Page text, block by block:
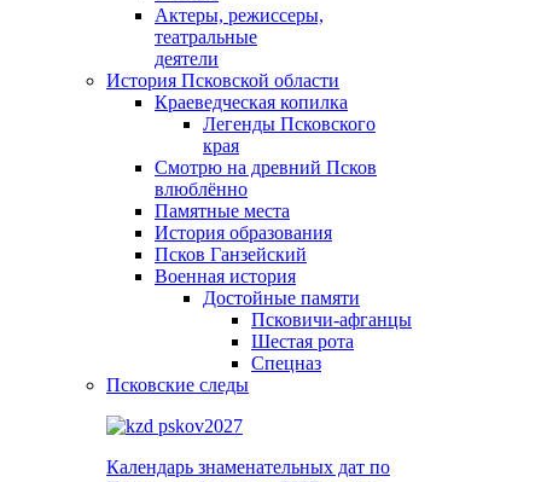
Актеры, режиссеры,
театральные
деятели
История Псковской области
Краеведческая копилка
Легенды Псковского
края
Смотрю на древний Псков
влюблённо
Памятные места
История образования
Псков Ганзейский
Военная история
Достойные памяти
Псковичи-афганцы
Шестая рота
Спецназ
Псковские следы
Календарь знаменательных дат по